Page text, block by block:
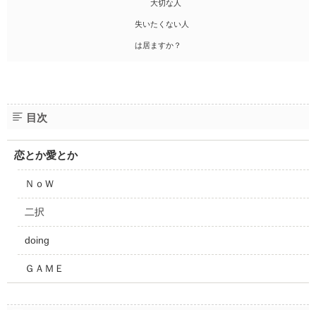
大切な人
失いたくない人
は居ますか？
目次
恋とか愛とか
ＮｏＷ
二択
doing
ＧＡＭＥ